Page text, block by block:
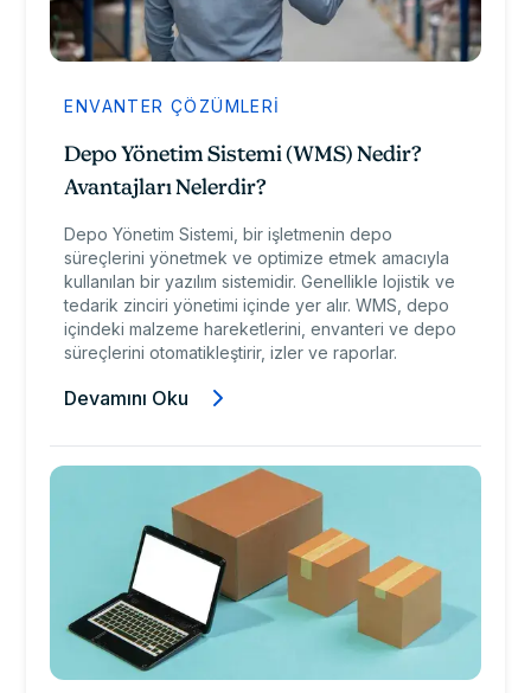
ENVANTER ÇÖZÜMLERI
Depo Yönetim Sistemi (WMS) Nedir?
Avantajları Nelerdir?
Depo Yönetim Sistemi, bir işletmenin depo
süreçlerini yönetmek ve optimize etmek amacıyla
kullanılan bir yazılım sistemidir. Genellikle lojistik ve
tedarik zinciri yönetimi içinde yer alır. WMS, depo
içindeki malzeme hareketlerini, envanteri ve depo
süreçlerini otomatikleştirir, izler ve raporlar.
Devamını Oku